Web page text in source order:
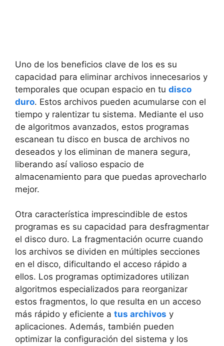
Uno de los beneficios ⁤clave​ de los​ es⁣ su
capacidad para ​eliminar archivos innecesarios⁣ y⁣
temporales que ocupan espacio en tu disco
duro. Estos archivos ‍pueden acumularse con el
⁢tiempo⁢ y ralentizar tu sistema. Mediante el uso
⁣de algoritmos avanzados, estos programas
escanean tu disco ⁤en busca de ⁤archivos no
‍deseados⁤ y‌ los ‍eliminan de manera segura,
liberando así valioso espacio de
almacenamiento para‌ que puedas aprovecharlo
mejor.
Otra característica imprescindible de estos
programas es su capacidad‌ para desfragmentar
el ⁤disco duro. La fragmentación​ ocurre cuando
los archivos se dividen en múltiples secciones
en el disco, dificultando ⁤el⁢ acceso rápido a⁤
ellos. Los programas optimizadores utilizan
algoritmos especializados para reorganizar
estos fragmentos, lo que resulta en un acceso
más⁤ rápido y eficiente⁤ a tus archivos ​y
⁤aplicaciones. Además, también⁤ pueden
optimizar la ⁣configuración del​ sistema y⁤ los